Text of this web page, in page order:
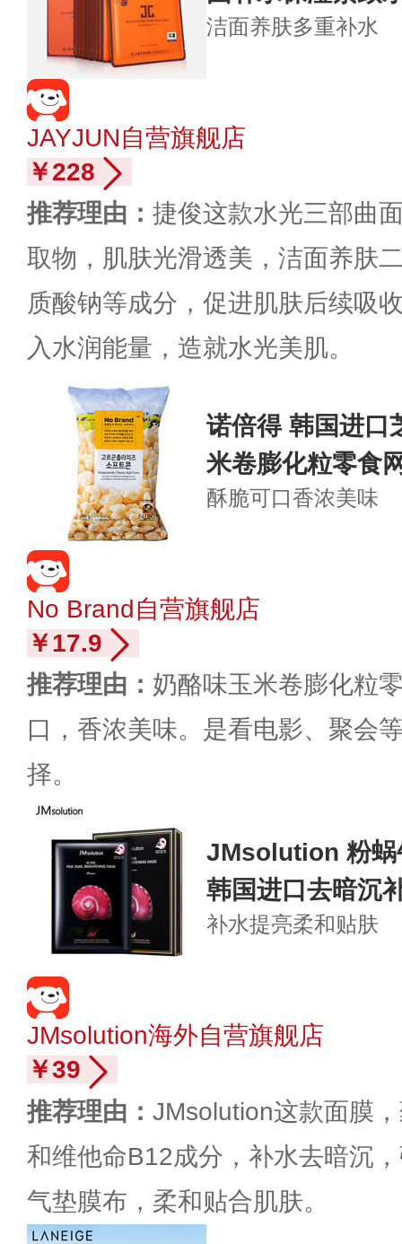
洁面养肤多重补水
JAYJUN自营旗舰店
￥228
推荐理由： 捷俊这款水光三部曲
取物，肌肤光滑透美，洁面养肤
质酸钠等成分，促进肌肤后续吸
入水润能量，造就水光美肌。
诺倍得 韩国进口
米卷膨化粒零食
酥脆可口香浓美味
No Brand自营旗舰店
￥17.9
推荐理由： 奶酪味玉米卷膨化粒
口，香浓美味。是看电影、聚会
择。
JMsolution 粉蜗
韩国进口去暗沉
补水提亮柔和贴肤
JMsolution海外自营旗舰店
￥39
推荐理由： JMsolution这款面膜
和维他命B12成分，补水去暗沉
气垫膜布，柔和贴合肌肤。